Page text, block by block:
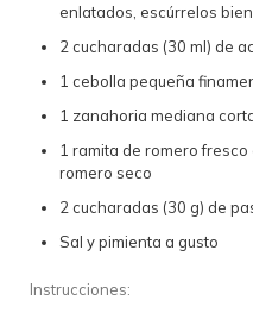
enlatados, escúrrelos
2 cucharadas (30 ml) de
1 cebolla pequeña
1 zanahoria mediana
1 ramita de romero
romero seco
2 cucharadas (30 g) de
Sal y pimienta a gusto
Instrucciones: